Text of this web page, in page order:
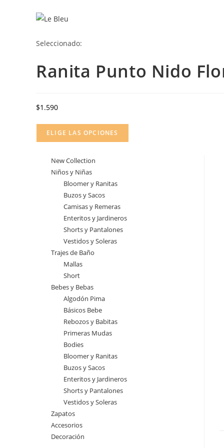
Seleccionado:
Ranita Punto Nido
$1.590
ELIGE LAS OPCIONES
New Collection
Niños y Niñas
Bloomer y Ranitas
Buzos y Sacos
Camisas y Remeras
Enteritos y Jardineros
Shorts y Pantalones
Vestidos y Soleras
Trajes de Baño
Mallas
Short
Bebes y Bebas
Algodón Pima
Básicos Bebe
Rebozos y Babitas
Primeras Mudas
Bodies
Bloomer y Ranitas
Buzos y Sacos
Enteritos y Jardineros
Shorts y Pantalones
Vestidos y Soleras
Zapatos
Accesorios
Decoración